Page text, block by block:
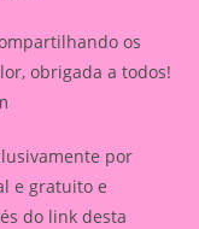
os
obrigada a todos!
por
e gratuito e
do link desta